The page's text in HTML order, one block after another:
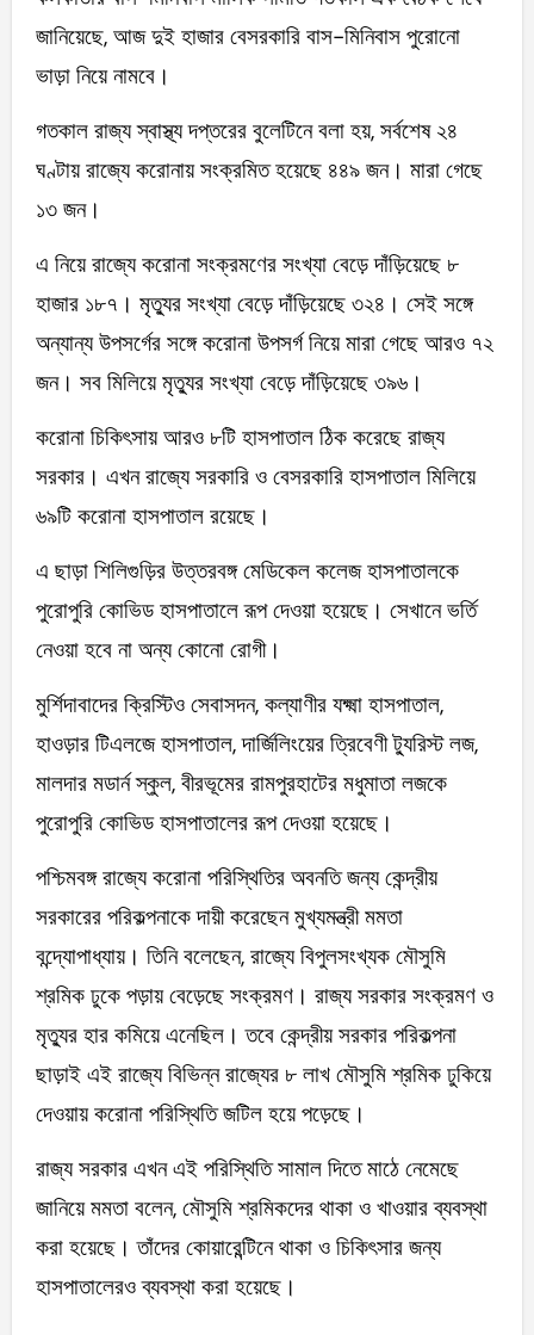
জানিয়েছে, আজ দুই হাজার বেসরকারি বাস-মিনিবাস পুরোনো
ভাড়া নিয়ে নামবে।
গতকাল রাজ্য স্বাস্থ্য দপ্তরের বুলেটিনে বলা হয়, সর্বশেষ ২৪
ঘণ্টায় রাজ্যে করোনায় সংক্রমিত হয়েছে ৪৪৯ জন। মারা গেছে
১৩ জন।
এ নিয়ে রাজ্যে করোনা সংক্রমণের সংখ্যা বেড়ে দাঁড়িয়েছে ৮
হাজার ১৮৭। মৃত্যুর সংখ্যা বেড়ে দাঁড়িয়েছে ৩২৪। সেই সঙ্গে
অন্যান্য উপসর্গের সঙ্গে করোনা উপসর্গ নিয়ে মারা গেছে আরও ৭২
জন। সব মিলিয়ে মৃত্যুর সংখ্যা বেড়ে দাঁড়িয়েছে ৩৯৬।
করোনা চিকিৎসায় আরও ৮টি হাসপাতাল ঠিক করেছে রাজ্য
সরকার। এখন রাজ্যে সরকারি ও বেসরকারি হাসপাতাল মিলিয়ে
৬৯টি করোনা হাসপাতাল রয়েছে।
এ ছাড়া শিলিগুড়ির উত্তরবঙ্গ মেডিকেল কলেজ হাসপাতালকে
পুরোপুরি কোভিড হাসপাতালে রূপ দেওয়া হয়েছে। সেখানে ভর্তি
নেওয়া হবে না অন্য কোনো রোগী।
মুর্শিদাবাদের ক্রিস্টিও সেবাসদন, কল্যাণীর যক্ষ্মা হাসপাতাল,
হাওড়ার টিএলজে হাসপাতাল, দার্জিলিংয়ের ত্রিবেণী ট্যুরিস্ট লজ,
মালদার মডার্ন স্কুল, বীরভূমের রামপুরহাটের মধুমাতা লজকে
পুরোপুরি কোভিড হাসপাতালের রূপ দেওয়া হয়েছে।
পশ্চিমবঙ্গ রাজ্যে করোনা পরিস্থিতির অবনতি জন্য কেন্দ্রীয়
সরকারের পরিকল্পনাকে দায়ী করেছেন মুখ্যমন্ত্রী মমতা
বন্দ্যোপাধ্যায়। তিনি বলেছেন, রাজ্যে বিপুলসংখ্যক মৌসুমি
শ্রমিক ঢুকে পড়ায় বেড়েছে সংক্রমণ। রাজ্য সরকার সংক্রমণ ও
মৃত্যুর হার কমিয়ে এনেছিল। তবে কেন্দ্রীয় সরকার পরিকল্পনা
ছাড়াই এই রাজ্যে বিভিন্ন রাজ্যের ৮ লাখ মৌসুমি শ্রমিক ঢুকিয়ে
দেওয়ায় করোনা পরিস্থিতি জটিল হয়ে পড়েছে।
রাজ্য সরকার এখন এই পরিস্থিতি সামাল দিতে মাঠে নেমেছে
জানিয়ে মমতা বলেন, মৌসুমি শ্রমিকদের থাকা ও খাওয়ার ব্যবস্থা
করা হয়েছে। তাঁদের কোয়ারেন্টিনে থাকা ও চিকিৎসার জন্য
হাসপাতালেরও ব্যবস্থা করা হয়েছে।